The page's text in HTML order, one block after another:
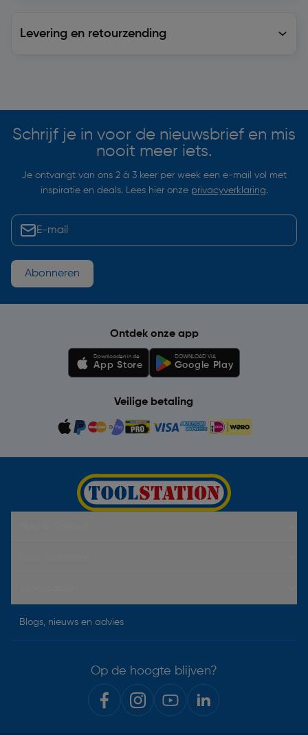
Levering en retourzending
Schrijf je in voor de nieuwsbrief en mis
nooit meer iets.
Je ontvangt van ons 2 à 3 keer per week een e-mail vol met
inspiratie en deals. Lees hier onze privacyverklaring.
Abonneren
Ontdek onze app
Downloaden in de
App Store
DOWNLOAD VIA
Google Play
Veilige betaling
Blogs, nieuws en advies
Op de hoogte blijven?